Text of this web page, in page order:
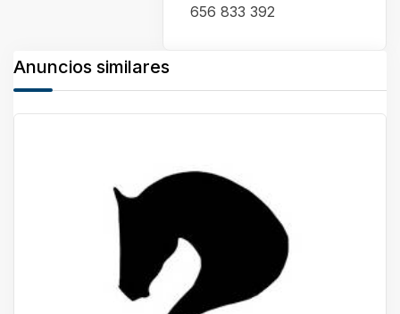
656 833 392
Anuncios similares